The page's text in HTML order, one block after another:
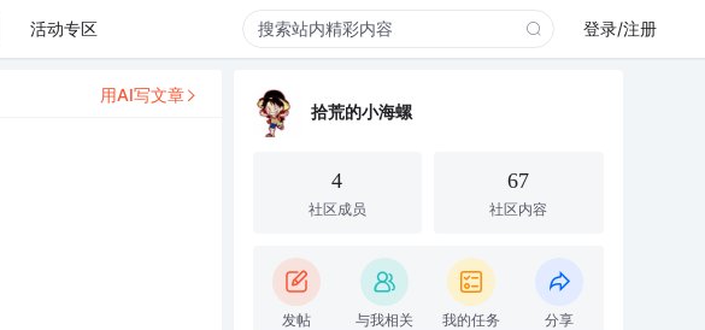
活动专区 登录/注册
用AI写文章
拾荒的小海螺
4
社区成员
67
社区内容
发帖 与我相关 我的任务 分享